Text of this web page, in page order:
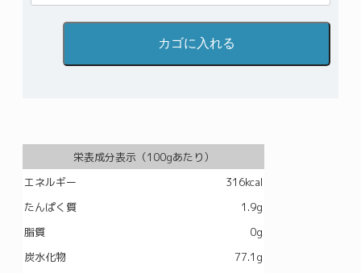
栄表成分表示（100gあたり）
エネルギー
316kcal
たんぱく質
1.9g
脂質
0g
炭水化物
77.1g